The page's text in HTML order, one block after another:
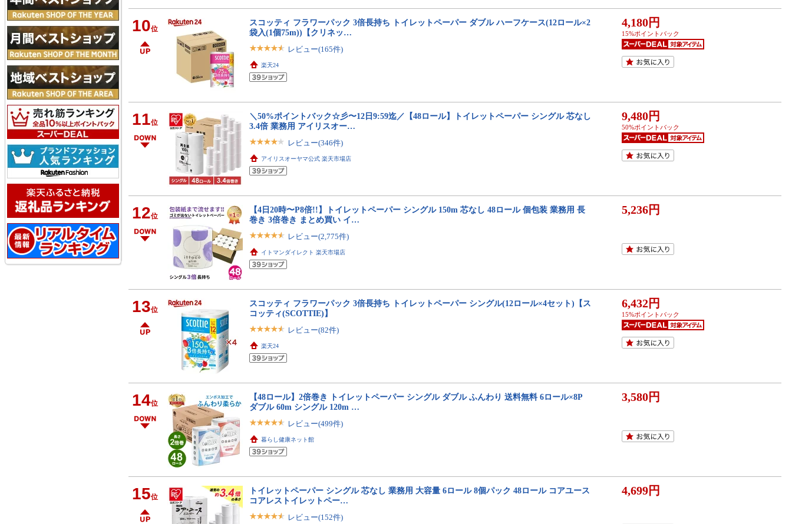
10位
スコッティ フラワーパック 3倍長持ち トイレットペーパー ダブル ハーフケース(12ロール×2
袋入(1個75m))【クリネッ…
レビュー(165件)
楽天24
4,180円
15%ポイントバック
11位
＼50%ポイントバック☆彡〜12日9:59迄／【48ロール】トイレットペーパー シングル 芯なし
3.4倍 業務用 アイリスオー…
レビュー(346件)
アイリスオーヤマ公式 楽天市場店
9,480円
50%ポイントバック
12位
【4日20時〜P8倍!!】トイレットペーパー シングル 150m 芯なし 48ロール 個包装 業務用 長
巻き 3倍巻き まとめ買い イ…
レビュー(2,775件)
イトマンダイレクト 楽天市場店
5,236円
13位
スコッティ フラワーパック 3倍長持ち トイレットペーパー シングル(12ロール×4セット)【ス
コッティ(SCOTTIE)】
レビュー(82件)
楽天24
6,432円
15%ポイントバック
14位
【48ロール】2倍巻き トイレットペーパー シングル ダブル ふんわり 送料無料 6ロール×8P
ダブル 60m シングル 120m …
レビュー(499件)
暮らし健康ネット館
3,580円
15位
トイレットペーパー シングル 芯なし 業務用 大容量 6ロール 8個パック 48ロール コアユース
コアレストイレットペー…
レビュー(152件)
4,699円